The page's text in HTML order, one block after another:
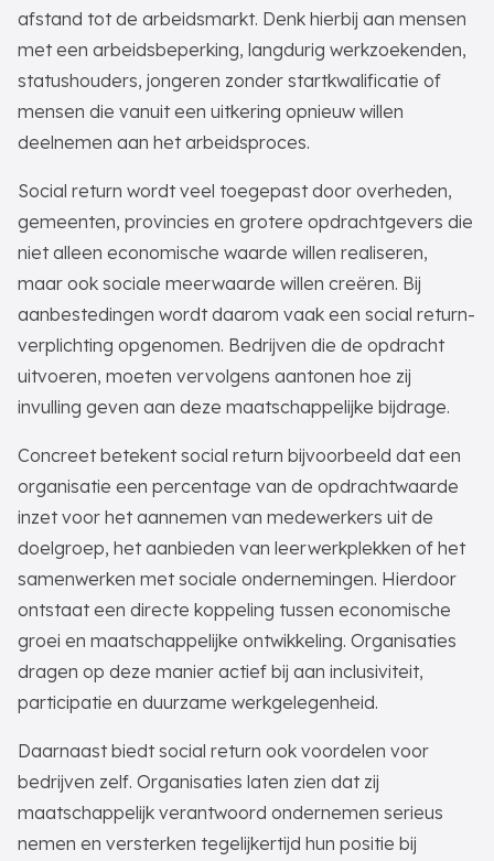
afstand tot de arbeidsmarkt. Denk hierbij aan mensen
met een arbeidsbeperking, langdurig werkzoekenden,
statushouders, jongeren zonder startkwalificatie of
mensen die vanuit een uitkering opnieuw willen
deelnemen aan het arbeidsproces.
Social return wordt veel toegepast door overheden,
gemeenten, provincies en grotere opdrachtgevers die
niet alleen economische waarde willen realiseren,
maar ook sociale meerwaarde willen creëren. Bij
aanbestedingen wordt daarom vaak een social return-
verplichting opgenomen. Bedrijven die de opdracht
uitvoeren, moeten vervolgens aantonen hoe zij
invulling geven aan deze maatschappelijke bijdrage.
Concreet betekent social return bijvoorbeeld dat een
organisatie een percentage van de opdrachtwaarde
inzet voor het aannemen van medewerkers uit de
doelgroep, het aanbieden van leerwerkplekken of het
samenwerken met sociale ondernemingen. Hierdoor
ontstaat een directe koppeling tussen economische
groei en maatschappelijke ontwikkeling. Organisaties
dragen op deze manier actief bij aan inclusiviteit,
participatie en duurzame werkgelegenheid.
Daarnaast biedt social return ook voordelen voor
bedrijven zelf. Organisaties laten zien dat zij
maatschappelijk verantwoord ondernemen serieus
nemen en versterken tegelijkertijd hun positie bij